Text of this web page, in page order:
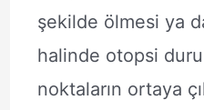
şekilde ölmesi ya
halinde otopsi
noktaların ortaya